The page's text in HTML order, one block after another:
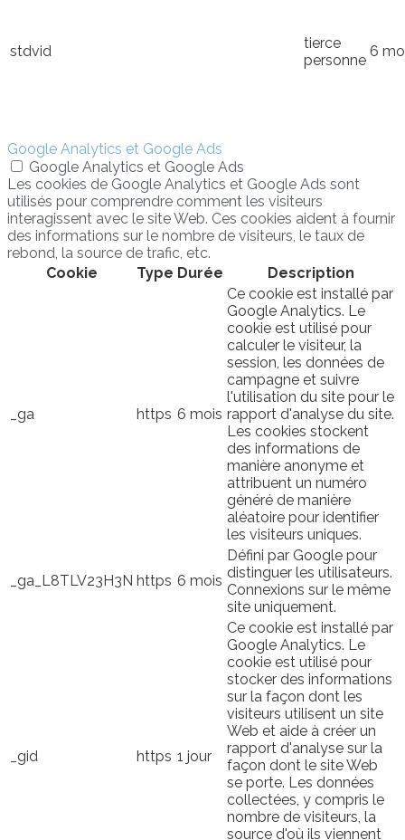
stdvid
tierce
personne
6
Google Analytics et Google Ads
Google Analytics et Google Ads
Les cookies de Google Analytics et Google Ads sont
utilisés pour comprendre comment les visiteurs
interagissent avec le site Web. Ces cookies aident à fournir
des informations sur le nombre de visiteurs, le taux de
rebond, la source de trafic, etc.
Cookie
Type Durée Description
_ga https 6 mois
Ce cookie est installé par
Google Analytics. Le
cookie est utilisé pour
calculer le visiteur, la
session, les données de
campagne et suivre
l'utilisation du site pour le
rapport d'analyse du site.
Les cookies stockent
des informations de
manière anonyme et
attribuent un numéro
généré de manière
aléatoire pour identifier
les visiteurs uniques.
_ga_L8TLV23H3N https 6 mois
Défini par Google pour
distinguer les utilisateurs.
Connexions sur le même
site uniquement.
_gid https 1 jour
Ce cookie est installé par
Google Analytics. Le
cookie est utilisé pour
stocker des informations
sur la façon dont les
visiteurs utilisent un site
Web et aide à créer un
rapport d'analyse sur la
façon dont le site Web
se porte. Les données
collectées, y compris le
nombre de visiteurs, la
source d'où ils viennent